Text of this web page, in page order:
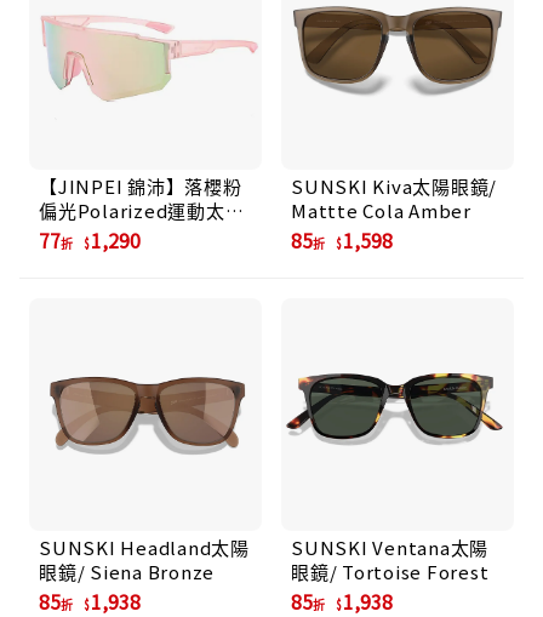
【JINPEI 錦沛】落櫻粉
偏光Polarized運動太陽
眼鏡 (抗UV400 PC防撞
防眩光)
77折 1,290
SUNSKI Kiva太陽眼鏡/
Mattte Cola Amber
85折 1,598
SUNSKI Headland太陽
眼鏡/ Siena Bronze
85折 1,938
SUNSKI Ventana太陽
眼鏡/ Tortoise Forest
85折 1,938